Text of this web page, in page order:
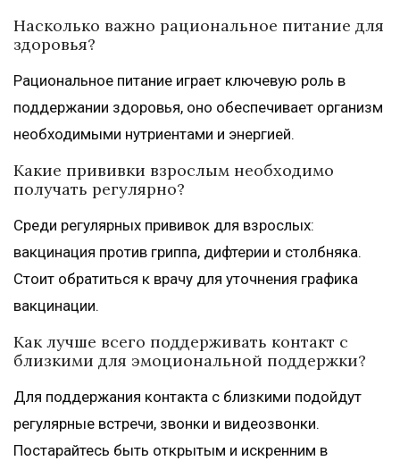
Насколько важно рациональное питание для
здоровья?
Рациональное питание играет ключевую роль в
поддержании здоровья, оно обеспечивает организм
необходимыми нутриентами и энергией.
Какие прививки взрослым необходимо
получать регулярно?
Среди регулярных прививок для взрослых:
вакцинация против гриппа, дифтерии и столбняка.
Стоит обратиться к врачу для уточнения графика
вакцинации.
Как лучше всего поддерживать контакт с
близкими для эмоциональной поддержки?
Для поддержания контакта с близкими подойдут
регулярные встречи, звонки и видеозвонки.
Постарайтесь быть открытым и искренним в